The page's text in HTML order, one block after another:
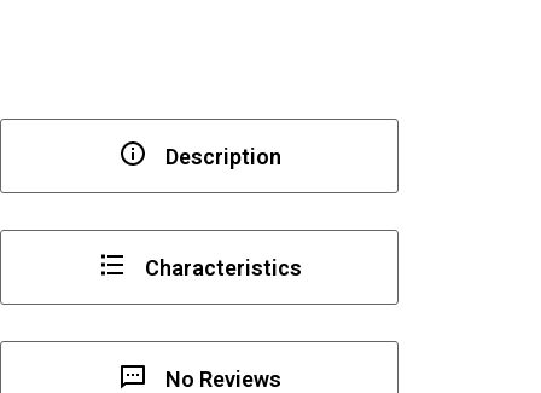
Description
Characteristics
No Reviews